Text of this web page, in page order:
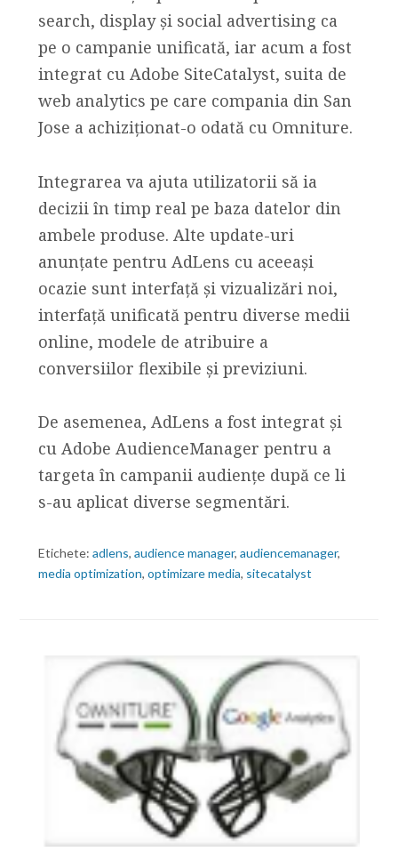
search, display și social advertising ca
pe o campanie unificată, iar acum a fost
integrat cu Adobe SiteCatalyst, suita de
web analytics pe care compania din San
Jose a achiziționat-o odată cu Omniture.
Integrarea va ajuta utilizatorii să ia
decizii în timp real pe baza datelor din
ambele produse. Alte update-uri
anunțate pentru AdLens cu aceeași
ocazie sunt interfață și vizualizări noi,
interfață unificată pentru diverse medii
online, modele de atribuire a
conversiilor flexibile și previziuni.
De asemenea, AdLens a fost integrat și
cu Adobe AudienceManager pentru a
targeta în campanii audiențe după ce li
s-au aplicat diverse segmentări.
Etichete: adlens, audience manager, audiencemanager,
media optimization, optimizare media, sitecatalyst